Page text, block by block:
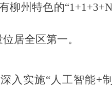
柳州特色的“
居全区第一。
入实施“人工智能+